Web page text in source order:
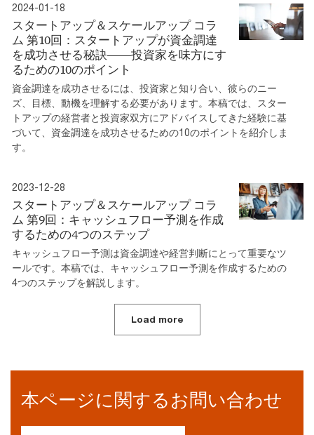
2024-01-18
スタートアップ＆スケールアップ コラ
ム 第10回：スタートアップが資金調達
を成功させる秘訣――投資家を味方にす
るための10のポイント
資金調達を成功させるには、投資家と知り合い、彼らのニー
ズ、目標、動機を理解する必要があります。本稿では、スター
トアップの経営者と投資家双方にアドバイスしてきた経験に基
づいて、資金調達を成功させるための10のポイントを紹介しま
す。
2023-12-28
スタートアップ＆スケールアップ コラ
ム 第9回：キャッシュフロー予測を作成
するための4つのステップ
キャッシュフロー予測は資金調達や経営判断にとって重要なツ
ールです。本稿では、キャッシュフロー予測を作成するための
4つのステップを解説します。
Load more
本ページに関するお問い合わせ